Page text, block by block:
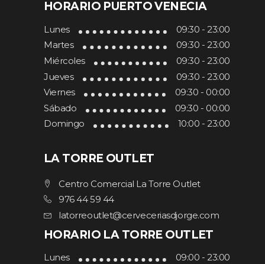
HORARIO PUERTO VENECIA
Lunes
09:30 - 23:00
Martes
09:30 - 23:00
Miércoles
09:30 - 23:00
Jueves
09:30 - 23:00
Viernes
09:30 - 00:00
Sábado
09:30 - 00:00
Domingo
10:00 - 23:00
LA TORRE OUTLET
Centro Comercial La Torre Outlet
976 44 59 44
latorreoutlet@cerveceriasdjorge.com
HORARIO LA TORRE OUTLET
Lunes
09:00 - 23:00